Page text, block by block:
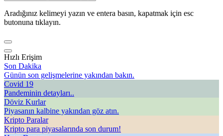
Aradığınız kelimeyi yazın ve entera basın, kapatmak için esc
butonuna tıklayın.
Hızlı Erişim
Son Dakika
Günün son gelişmelerine yakından bakın.
Covid 19
Pandeminin detayları..
Döviz Kurlar
Piyasanın kalbine yakından göz atın.
Kripto Paralar
Kripto para piyasalarında son durum!